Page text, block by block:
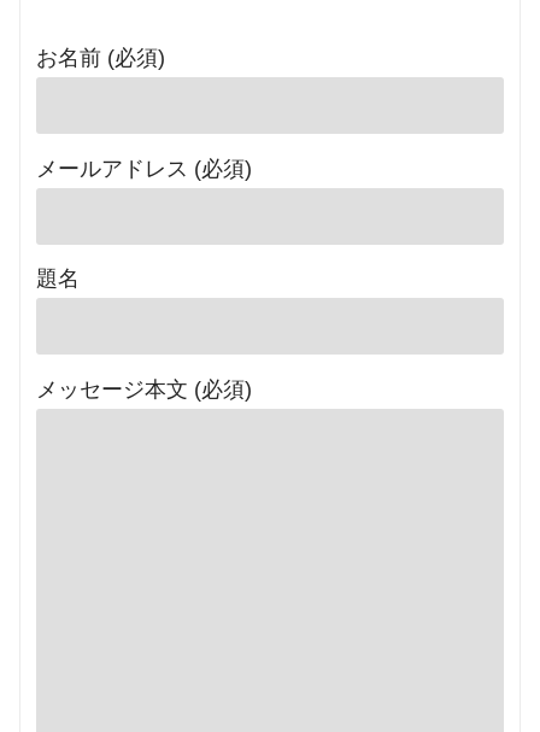
お名前 (必須)
メールアドレス (必須)
題名
メッセージ本文 (必須)